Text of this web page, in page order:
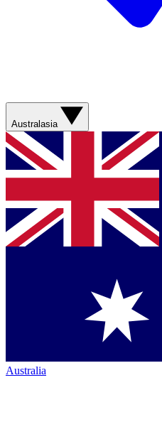
Australasia
Australia